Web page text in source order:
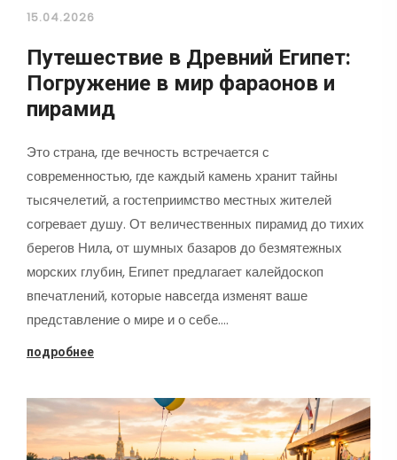
15.04.2026
Путешествие в Древний Египет:
Погружение в мир фараонов и
пирамид
Это страна, где вечность встречается с
современностью, где каждый камень хранит тайны
тысячелетий, а гостеприимство местных жителей
согревает душу. От величественных пирамид до тихих
берегов Нила, от шумных базаров до безмятежных
морских глубин, Египет предлагает калейдоскоп
впечатлений, которые навсегда изменят ваше
представление о мире и о себе.…
подробнее